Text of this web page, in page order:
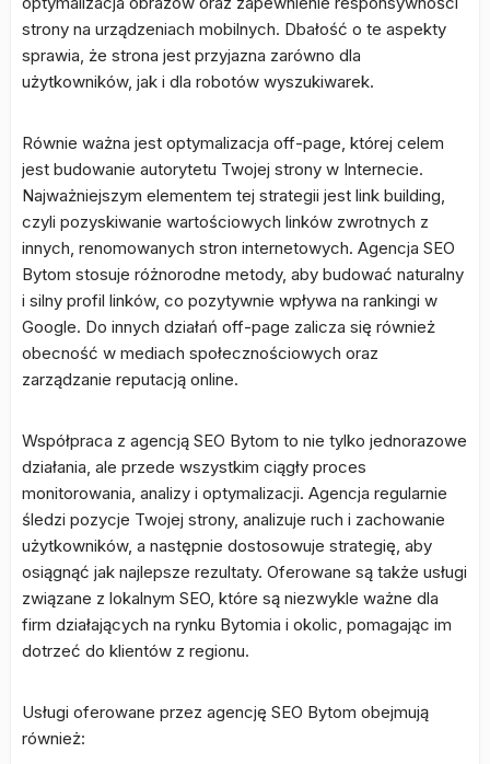
strony na urządzeniach mobilnych. Dbałość o te aspekty
sprawia, że strona jest przyjazna zarówno dla
użytkowników, jak i dla robotów wyszukiwarek.
Równie ważna jest optymalizacja off-page, której celem
jest budowanie autorytetu Twojej strony w Internecie.
Najważniejszym elementem tej strategii jest link building,
czyli pozyskiwanie wartościowych linków zwrotnych z
innych, renomowanych stron internetowych. Agencja SEO
Bytom stosuje różnorodne metody, aby budować naturalny
i silny profil linków, co pozytywnie wpływa na rankingi w
Google. Do innych działań off-page zalicza się również
obecność w mediach społecznościowych oraz
zarządzanie reputacją online.
Współpraca z agencją SEO Bytom to nie tylko jednorazowe
działania, ale przede wszystkim ciągły proces
monitorowania, analizy i optymalizacji. Agencja regularnie
śledzi pozycje Twojej strony, analizuje ruch i zachowanie
użytkowników, a następnie dostosowuje strategię, aby
osiągnąć jak najlepsze rezultaty. Oferowane są także usługi
związane z lokalnym SEO, które są niezwykle ważne dla
firm działających na rynku Bytomia i okolic, pomagając im
dotrzeć do klientów z regionu.
Usługi oferowane przez agencję SEO Bytom obejmują
również: